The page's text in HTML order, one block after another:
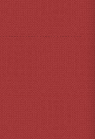
Liquid